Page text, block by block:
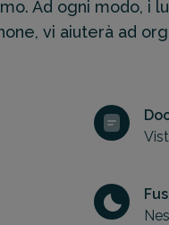
Ad ogni modo, i
vi aiuterà ad